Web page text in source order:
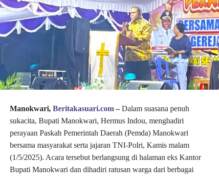
Manokwari, Beritakasuari.com–Dalam suasana penuh
sukacita, Bupati Manokwari, Hermus Indou, menghadiri
perayaan Paskah Pemerintah Daerah (Pemda) Manokwari
bersama masyarakat serta jajaran TNI-Polri, Kamis malam
(1/5/2025). Acara tersebut berlangsung di halaman eks Kantor
Bupati Manokwari dan dihadiri ratusan warga dari berbagai